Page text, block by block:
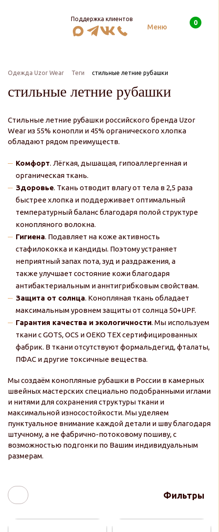
Поддержка клиентов
Меню
Поиск 0
Одежда Uzor Wear Теги стильные летние рубашки
стильные летние рубашки
Стильные летние рубашки российского бренда Uzor
Wear из 55% конопли и 45% органического хлопка
обладают рядом преимуществ.
Комфорт. Лёгкая, дышащая, гипоаллергенная и
органическая ткань.
Здоровье. Ткань отводит влагу от тела в 2,5 раза
быстрее хлопка и поддерживает оптимальный
температурный баланс благодаря полой структуре
конопляного волокна.
Гигиена. Подавляет на коже активность
стафилококка и кандиды. Поэтому устраняет
неприятный запах пота, зуд и раздражения, а
также улучшает состояние кожи благодаря
антибактериальным и аннтигрибковым свойствам.
Защита от солнца. Конопляная ткань обладает
максимальным уровнем защиты от солнца 50+UPF.
Гарантия качества и экологичности. Мы используем
ткани с GOTS, OCS и OEKO TEX сертифицированных
фабрик. В ткани отсутствуют формальдегид, фталаты,
ПФАС и другие токсичные вещества.
Мы создаём конопляные рубашки в России в камерных
швейных мастерских специально подобранными иглами
и нитями для сохранения структуры ткани и
максимальной износостойкости. Мы уделяем
пунктуальное внимание каждой детали и шву благодаря
штучному, а не фабрично-потоковому пошиву, с
возможностью подгонки по Вашим индивидуальным
размерам.
Фильтры